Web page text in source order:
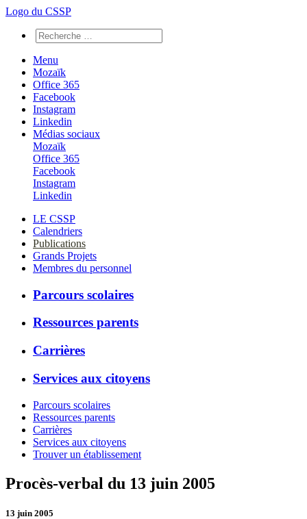
Logo du CSSP
Menu
Mozaïk
Office 365
Facebook
Instagram
Linkedin
Médias sociaux
Mozaïk
Office 365
Facebook
Instagram
Linkedin
LE CSSP
Calendriers
Publications
Grands Projets
Membres du personnel
Parcours scolaires
Ressources parents
Carrières
Services aux citoyens
Parcours scolaires
Ressources parents
Carrières
Services aux citoyens
Trouver un établissement
Procès-verbal du 13 juin 2005
13 juin 2005